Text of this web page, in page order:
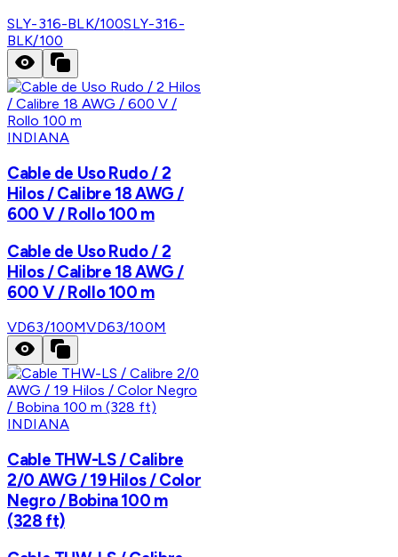
SLY-316-BLK/100SLY-316-
BLK/100
INDIANA
Cable de Uso Rudo / 2
Hilos / Calibre 18 AWG /
600 V / Rollo 100 m
Cable de Uso Rudo / 2
Hilos / Calibre 18 AWG /
600 V / Rollo 100 m
VD63/100MVD63/100M
INDIANA
Cable THW-LS / Calibre
2/0 AWG / 19 Hilos / Color
Negro / Bobina 100 m
(328 ft)